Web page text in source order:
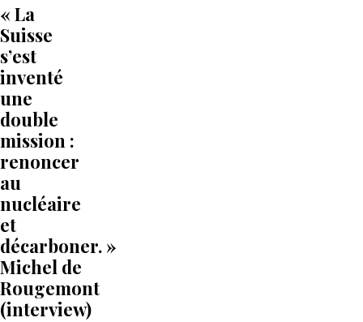
« La
Suisse
s’est
inventé
une
double
mission :
renoncer
au
nucléaire
et
décarboner. »
Michel de
Rougemont
(interview)